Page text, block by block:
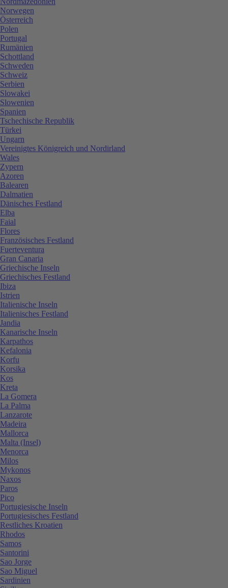
Norwegen
Österreich
Polen
Portugal
Rumänien
Schottland
Schweden
Schweiz
Serbien
Slowakei
Slowenien
Spanien
Tschechische Republik
Türkei
Ungarn
Vereinigtes Königreich und Nordirland
Wales
Zypern
Azoren
Balearen
Dalmatien
Dänisches Festland
Elba
Faial
Flores
Französisches Festland
Fuerteventura
Gran Canaria
Griechische Inseln
Griechisches Festland
Ibiza
Istrien
Italienische Inseln
Italienisches Festland
Jandia
Kanarische Inseln
Karpathos
Kefalonia
Korfu
Korsika
Kos
Kreta
La Gomera
La Palma
Lanzarote
Madeira
Mallorca
Malta (Insel)
Menorca
Milos
Mykonos
Naxos
Paros
Pico
Portugiesische Inseln
Portugiesisches Festland
Restliches Kroatien
Rhodos
Samos
Santorini
Sao Jorge
Sao Miguel
Sardinien